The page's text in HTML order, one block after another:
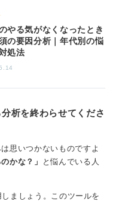
すことで目標達成サ
己肯定感が高まり、大
るでしょう。
やる気がなくなったとき
の要因分析｜年代別の悩
処法
析を終わらせてくださ
思いつかないものですよ
かな？」
と悩んでいる人
しましょう。このツールを